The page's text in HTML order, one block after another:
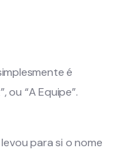
é
ou “A Equipe”.
para si o nome